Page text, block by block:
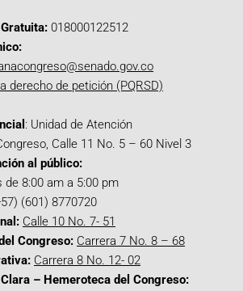
018000122512
derecho de petición (PQRSD)
: Unidad de Atención
Calle 11 No. 5 – 60 Nivel 3
al público:
de 8:00 am a 5:00 pm
(601) 8770720
Calle 10 No. 7- 51
Congreso: Carrera 7 No. 8 – 68
Carrera 8 No. 12- 02
– Hemeroteca del Congreso: